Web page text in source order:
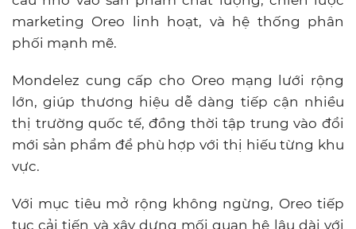
marketing Oreo linh hoạt, và hệ thống phân
phối mạnh mẽ.
Mondelez cung cấp cho Oreo mạng lưới rộng
lớn, giúp thương hiệu dễ dàng tiếp cận nhiều
thị trường quốc tế, đồng thời tập trung vào đổi
mới sản phẩm để phù hợp với thị hiếu từng khu
vực.
Với mục tiêu mở rộng không ngừng, Oreo tiếp
tục cải tiến và xây dựng mối quan hệ lâu dài với